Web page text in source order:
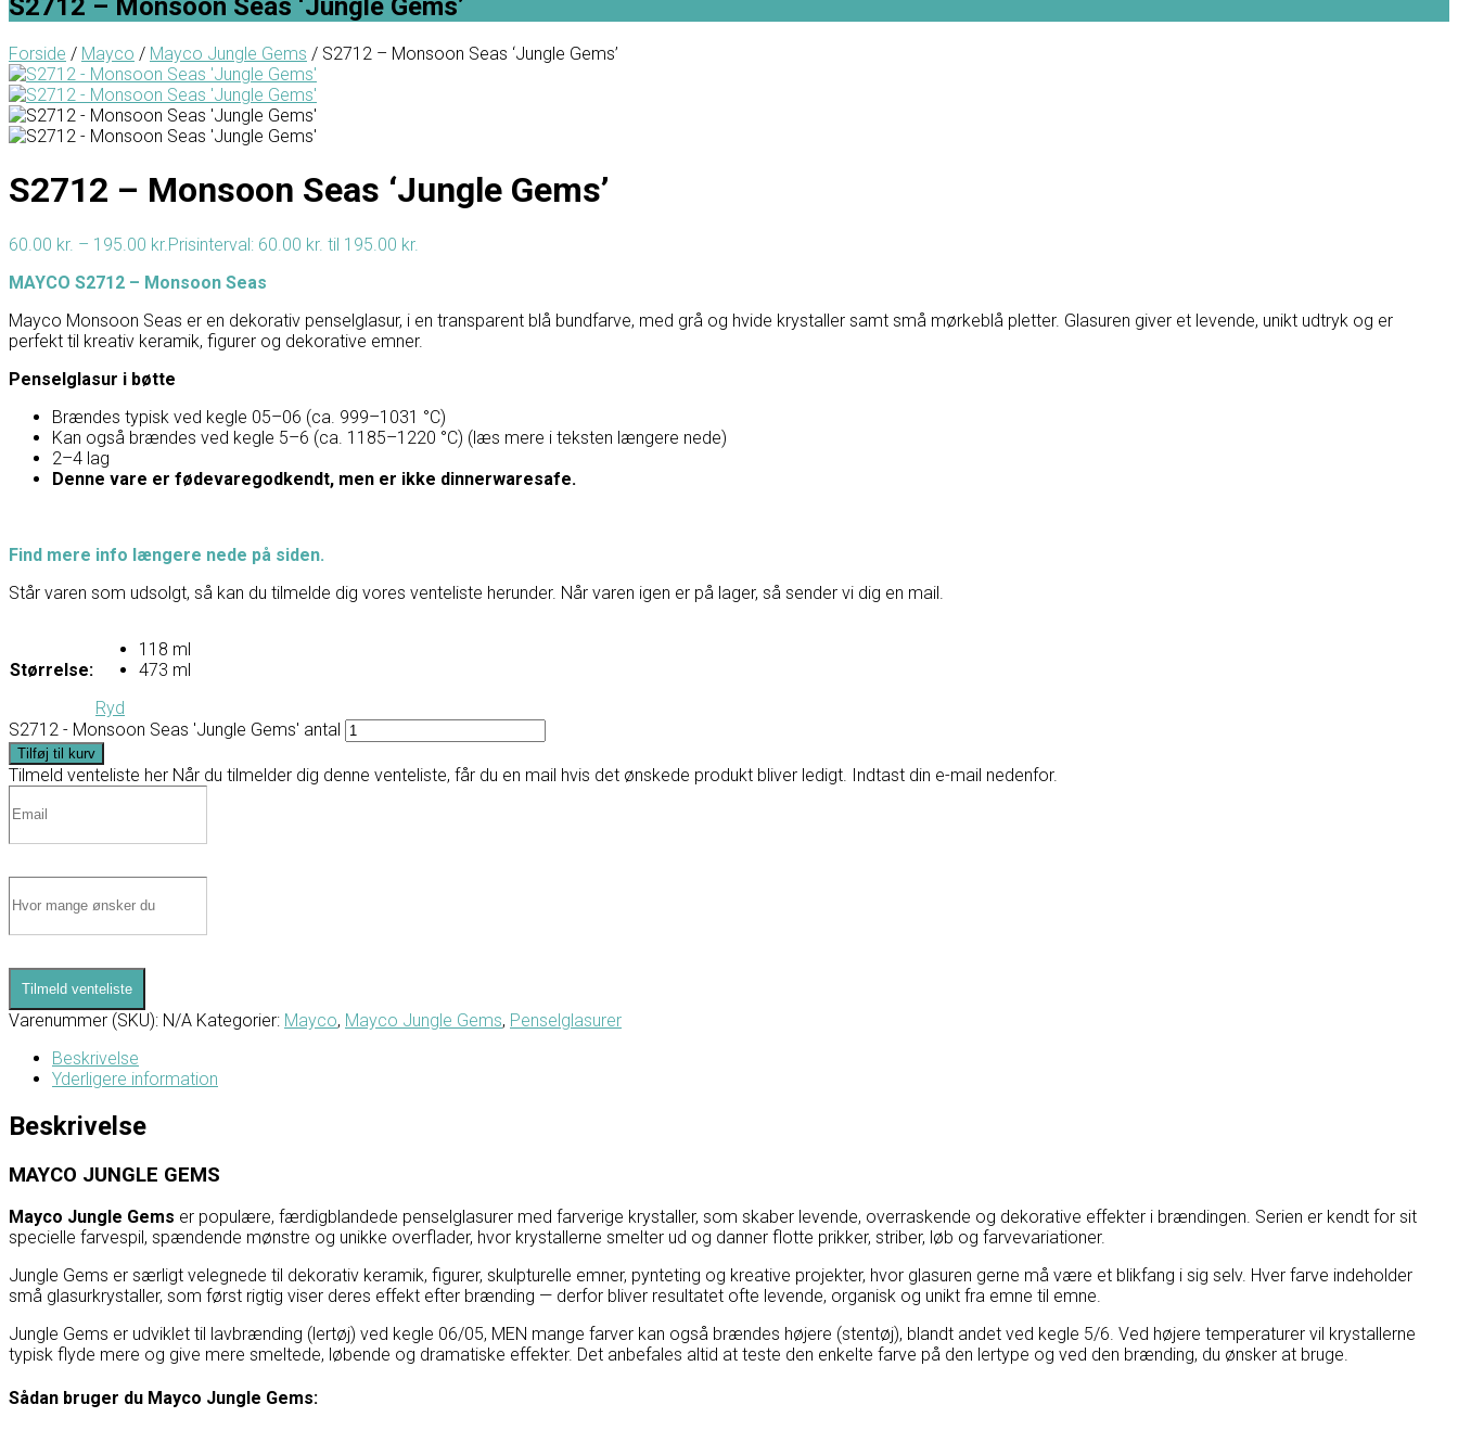
S2712 – Monsoon Seas ‘Jungle Gems’
Forside / Mayco / Mayco Jungle Gems / S2712 – Monsoon Seas ‘Jungle Gems’
S2712 – Monsoon Seas ‘Jungle Gems’
60.00 kr. – 195.00 kr. Prisinterval: 60.00 kr. til 195.00 kr.
MAYCO S2712 – Monsoon Seas
Mayco Monsoon Seas er en dekorativ penselglasur, i en transparent blå bundfarve, med grå og hvide krystaller samt små mørkeblå pletter. Glasuren giver et levende, unikt udtryk og er
perfekt til kreativ keramik, figurer og dekorative emner.
Penselglasur i bøtte
Brændes typisk ved kegle 05–06 (ca. 999–1031 °C)
Kan også brændes ved kegle 5–6 (ca. 1185–1220 °C) (læs mere i teksten længere nede)
2–4 lag
Denne vare er fødevaregodkendt, men er ikke dinnerwaresafe.
Find mere info længere nede på siden.
Står varen som udsolgt, så kan du tilmelde dig vores venteliste herunder. Når varen igen er på lager, så sender vi dig en mail.
Størrelse:
118 ml
473 ml
Ryd
S2712 - Monsoon Seas 'Jungle Gems' antal
Tilføj til kurv
Tilmeld venteliste her Når du tilmelder dig denne venteliste, får du en mail hvis det ønskede produkt bliver ledigt. Indtast din e-mail nedenfor.
Tilmeld venteliste
Varenummer (SKU): N/A Kategorier: Mayco, Mayco Jungle Gems, Penselglasurer
Beskrivelse
Yderligere information
Beskrivelse
MAYCO JUNGLE GEMS
Mayco Jungle Gems er populære, færdigblandede penselglasurer med farverige krystaller, som skaber levende, overraskende og dekorative effekter i brændingen. Serien er kendt for sit
specielle farvespil, spændende mønstre og unikke overflader, hvor krystallerne smelter ud og danner flotte prikker, striber, løb og farvevariationer.
Jungle Gems er særligt velegnede til dekorativ keramik, figurer, skulpturelle emner, pynteting og kreative projekter, hvor glasuren gerne må være et blikfang i sig selv. Hver farve indeholder
små glasurkrystaller, som først rigtig viser deres effekt efter brænding — derfor bliver resultatet ofte levende, organisk og unikt fra emne til emne.
Jungle Gems er udviklet til lavbrænding (lertøj) ved kegle 06/05, MEN mange farver kan også brændes højere (stentøj), blandt andet ved kegle 5/6. Ved højere temperaturer vil krystallerne
typisk flyde mere og give mere smeltede, løbende og dramatiske effekter. Det anbefales altid at teste den enkelte farve på den lertype og ved den brænding, du ønsker at bruge.
Sådan bruger du Mayco Jungle Gems: